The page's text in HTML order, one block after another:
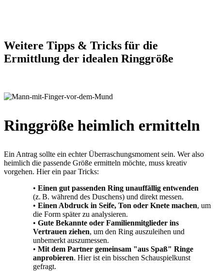
Weitere Tipps & Tricks für die
Ermittlung der idealen Ringgröße
Ringgröße heimlich ermitteln
Ein Antrag sollte ein echter Überraschungsmoment sein. Wer also
heimlich die passende Größe ermitteln möchte, muss kreativ
vorgehen. Hier ein paar Tricks:
• Einen gut passenden Ring unauffällig entwenden
(z. B. während des Duschens) und direkt messen.
• Einen Abdruck in Seife, Ton oder Knete machen, um
die Form später zu analysieren.
• Gute Bekannte oder Familienmitglieder ins
Vertrauen ziehen, um den Ring auszuleihen und
unbemerkt auszumessen.
• Mit dem Partner gemeinsam "aus Spaß" Ringe
anprobieren. Hier ist ein bisschen Schauspielkunst
gefragt.